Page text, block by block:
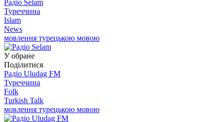
Радіо Selam
Туреччина
Islam
News
мовлення турецькою мовою
У обране
Поділитися
Радіо Uludag FM
Туреччина
Folk
Turkish Talk
мовлення турецькою мовою